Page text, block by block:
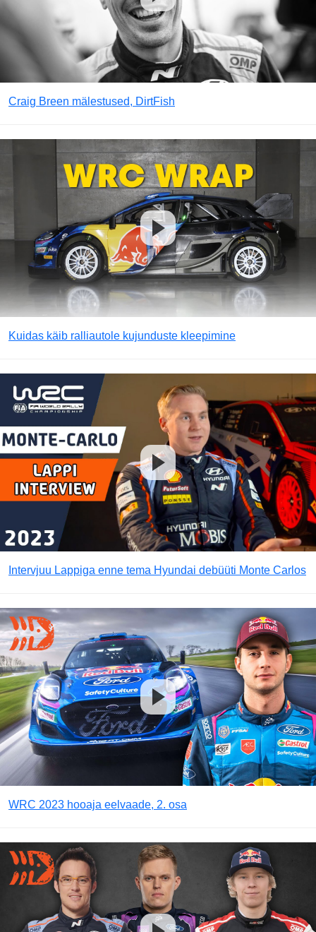
Craig Breen mälestused, DirtFish
Kuidas käib ralliautole kujunduste kleepimine
Intervjuu Lappiga enne tema Hyundai debüüti Monte Carlos
WRC 2023 hooaja eelvaade, 2. osa